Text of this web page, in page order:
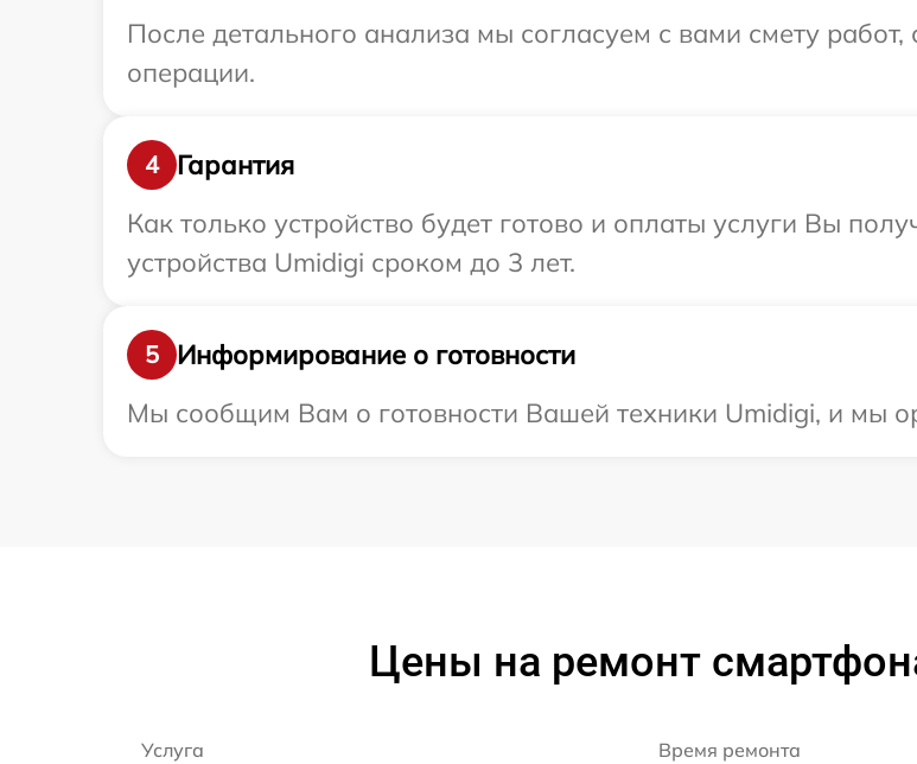
После детального анализа мы согласуем с вами смету
операции.
4
Гарантия
Как только устройство будет готово и оплаты услуги Вы
устройства Umidigi сроком до 3 лет.
5
Информирование о готовности
Мы сообщим Вам о готовности Вашей техники Umidigi, и мы
Цены на ремонт
Услуга Время ремонта